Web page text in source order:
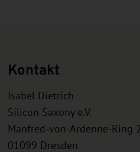
Kontakt
Isabel Dietrich
Silicon Saxony e.V.
Manfred-von-Ardenne-Ring
01099 Dresden